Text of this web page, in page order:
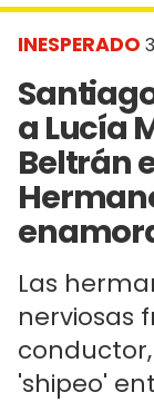
INESPERADO
a Lucía
Beltrán
Las
nerviosas
'shipeo'